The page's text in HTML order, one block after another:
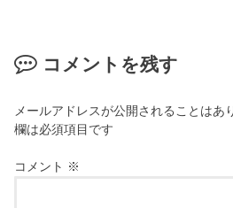
コメントを残す
メールアドレスが公開されることはあ
欄は必須項目です
コメント ※